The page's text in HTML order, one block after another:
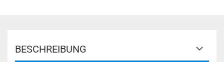
BESCHREIBUNG